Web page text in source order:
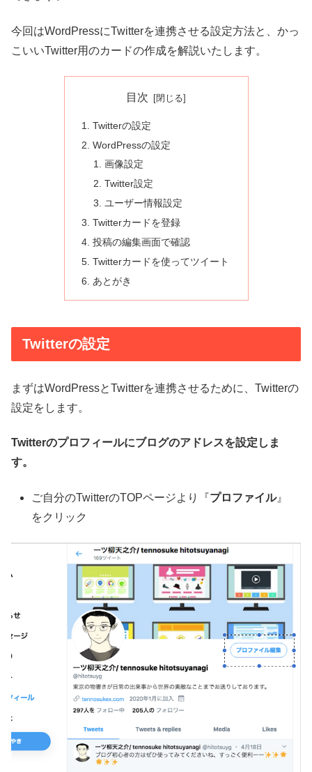
今回はWordPressにTwitterを連携させる設定方法と、かっ
こいいTwitter用のカードの作成を解説いたします。
目次
Twitterの設定
WordPressの設定
画像設定
Twitter設定
ユーザー情報設定
Twitterカードを登録
投稿の編集画面で確認
Twitterカードを使ってツイート
あとがき
Twitterの設定
まずはWordPressとTwitterを連携させるために、Twitterの
設定をします。
Twitterのプロフィールにブログのアドレスを設定しま
す。
ご自分のTwitterのTOPページより『プロファイル』
をクリック